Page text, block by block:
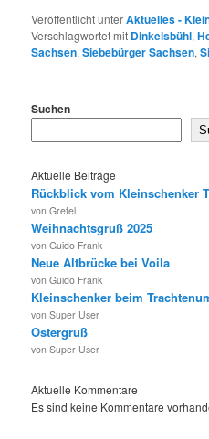
Veröffentlicht unterAktuelles -
Verschlagwortet mit Dinkelsbühl,
Sachsen,Siebebürger Sachsen,
Suchen
Aktuelle Beiträge
Rückblick vom Kleinschenker
von Gretel
Weihnachtsgruß 2025
von Guido Frank
Neue Altbrücke bei Voila
von Guido Frank
Kleinschenker beim
von Super User
Ostergruß
von Super User
Aktuelle Kommentare
Es sind keine Kommentare